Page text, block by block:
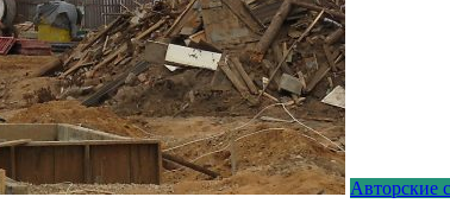
Авторские